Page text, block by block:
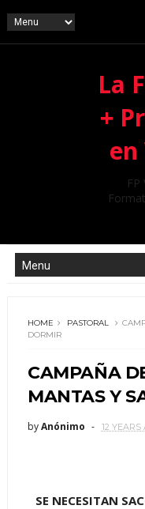
La
+
en
FP
HOME PASTORAL
DORMIR
CAMPAÑA
MANTAS Y
byAnónimo 12 YEARS
SE NECESITAN